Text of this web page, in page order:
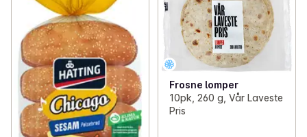
Frosne lomper
10pk, 260 g, Vår Laveste
Pris